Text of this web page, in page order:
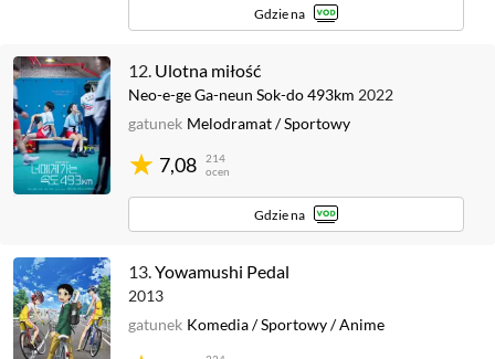
Gdzie na
12. Ulotna miłość
Neo-e-ge Ga-neun Sok-do 493km 2022
7,08
214
ocen
gatunek Melodramat/Sportowy
Gdzie na
13.Yowamushi Pedal
2013
gatunek Komedia/Sportowy/Anime